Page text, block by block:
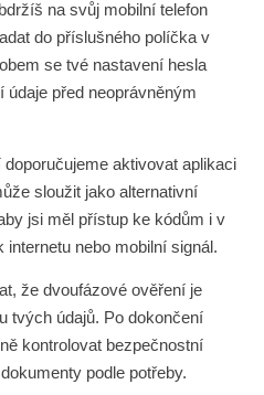
na svůj mobilní telefon
do příslušného políčka v
se tvé nastavení hesla
před neoprávněným
aktivovat aplikaci
sloužit jako alternativní
jsi měl přístup ke kódům i v
nebo mobilní signál.
že dvoufázové ověření je
tvých údajů. Po dokončení
kontrolovat bezpečnostní
podle potřeby.